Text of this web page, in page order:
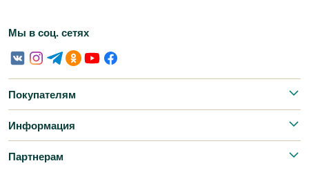
Мы в соц. сетях
Покупателям
Информация
Партнерам